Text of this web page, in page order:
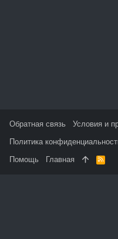
Обратная связь
Условия и
Политика
Помощь
Главная
R